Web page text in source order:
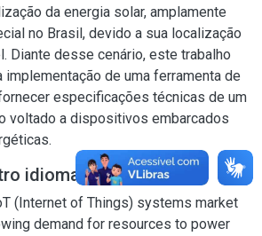
da energia solar, amplamente
no Brasil, devido a sua localização
Diante desse cenário, este trabalho
de uma ferramenta de
especificações técnicas de um
voltado a dispositivos embarcados
idioma
(Internet of Things) systems market
demand for resources to power